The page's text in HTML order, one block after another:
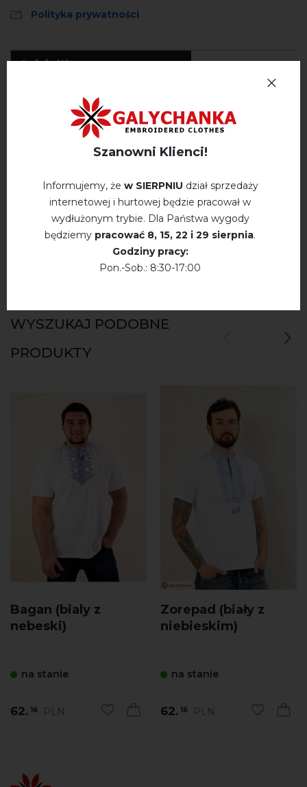
Polityka prywatności
Opinie(0)
OPINIE O RISHUCHIST (CZARNY Z BRĄZOWYM)
Немає відгуків про цей товар.
napisz opinie Rishuchist (czarny z brązowym)
WYSZUKAJ PODOBNE
PRODUKTY
Bagan (bialy z
nebeski)
na stanie
62. 16 PLN
Zorepad (biały z
niebieskim)
na stanie
62. 16 PLN
Szanowni Klienci!
Informujemy, że w SIERPNIU dział sprzedaży
internetowej i hurtowej będzie pracował w
wydłużonym trybie. Dla Państwa wygody
będziemy pracować 8, 15, 22 і 29 sierpnia.
Godziny pracy:
Pon.-Sob.: 8:30-17:00